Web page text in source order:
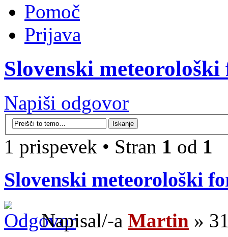
Pomoč
Prijava
Slovenski
Napiši odgovor
1 prispevek • Stran 1 od 1
Slovenski meteorološki
Napisal/-a Martin »